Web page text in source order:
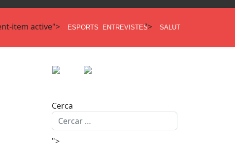
item active"> ESPORTS ENTREVISTES"> SALUT
Cerca
">